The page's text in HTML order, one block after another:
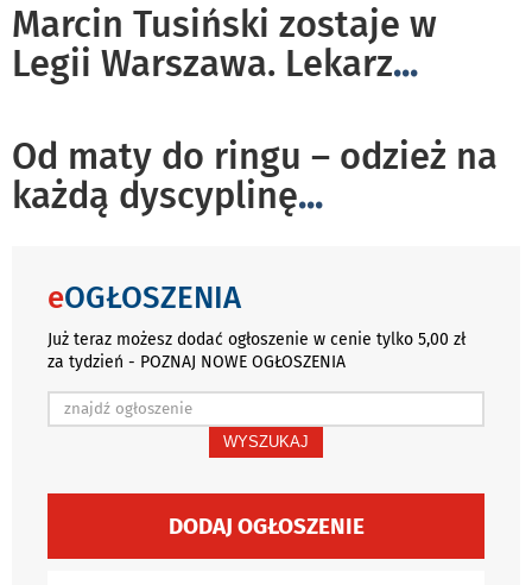
Marcin Tusiński zostaje w
Legii Warszawa. Lekarz...
Od maty do ringu – odzież na
każdą dyscyplinę...
eOGŁOSZENIA
Już teraz możesz dodać ogłoszenie w cenie tylko 5,00 zł
za tydzień - POZNAJ NOWE OGŁOSZENIA
WYSZUKAJ
DODAJ OGŁOSZENIE